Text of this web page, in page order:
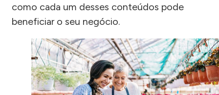
como cada um desses conteúdos pode
beneficiar o seu negócio.